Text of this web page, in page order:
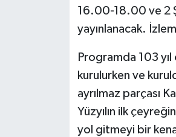
16.00-18.00 ve 2
yayınlanacak.
Programda 103
kurulurken ve
ayrılmaz parçası
Yüzyılın ilk
yol gitmeyi bir